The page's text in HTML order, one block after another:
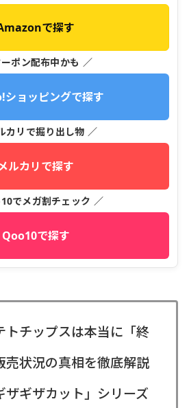
で探す
ポン配布中かも ／
ョッピングで探す
カリで掘り出し物 ／
ルカリで探す
でメガ割チェック ／
Qoo10で探す
トチップスは本当に「終
売状況の真相を徹底解説
ザギザカット」シリーズ